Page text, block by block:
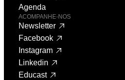
Agenda
ACOMPANHE-NOS
Newsletter
Facebook
Instagram
Linkedin
Educast